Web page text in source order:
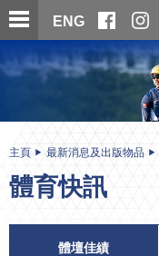
跳
至
內
ENG
内
主頁 最新消息及出版物品
體育快訊
體壇佳績